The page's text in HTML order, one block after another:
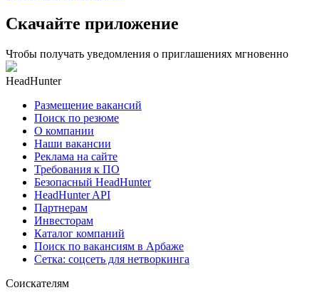
Скачайте приложение
Чтобы получать уведомления о приглашениях мгновенно
HeadHunter
Размещение вакансий
Поиск по резюме
О компании
Наши вакансии
Реклама на сайте
Требования к ПО
Безопасный HeadHunter
HeadHunter API
Партнерам
Инвесторам
Каталог компаний
Поиск по вакансиям в Арбаже
Сетка: соцсеть для нетворкинга
Соискателям